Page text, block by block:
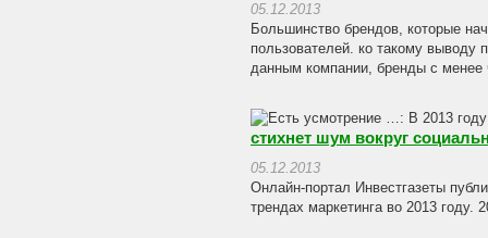
05.12.2013
Большинство брендов, которые
пользователей. ко такому
данным компании, бренды с менее
стихнет шум вокруг
05.12.2013
Онлайн-портал Инвестгазеты
трендах маркетинга во 2013 году.